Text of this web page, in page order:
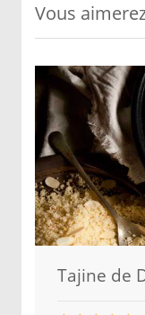
Vous
Tajine de